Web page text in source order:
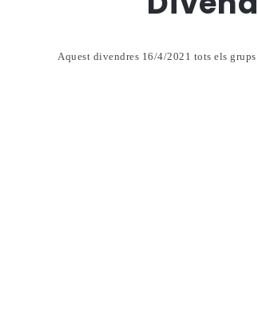
Aquest divendres 16/4/2021 tots els